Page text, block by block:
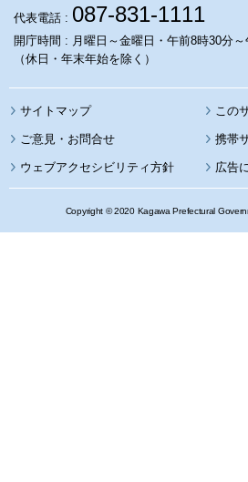
代表電話 : 087-831-1111
開庁時間 : 月曜日～金曜日・午前8時30分
（休日・年末年始を除く）
サイトマップ この
携帯
ウェブアクセシビリティ方針 広告
Copyright © 2020 Kagawa Prefectural